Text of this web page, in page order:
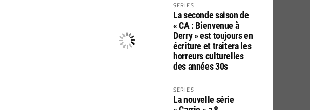
SERIES
La seconde saison de
« CA : Bienvenue à
Derry » est toujours en
écriture et traitera les
horreurs culturelles
des années 30s
SERIES
La nouvelle série